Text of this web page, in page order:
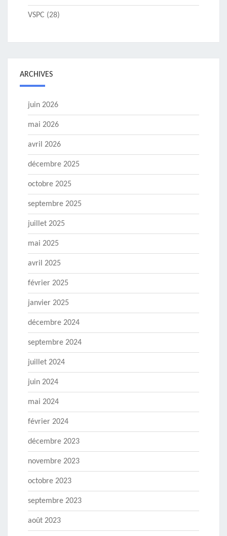
VSPC (28)
ARCHIVES
juin 2026
mai 2026
avril 2026
décembre 2025
octobre 2025
septembre 2025
juillet 2025
mai 2025
avril 2025
février 2025
janvier 2025
décembre 2024
septembre 2024
juillet 2024
juin 2024
mai 2024
février 2024
décembre 2023
novembre 2023
octobre 2023
septembre 2023
août 2023